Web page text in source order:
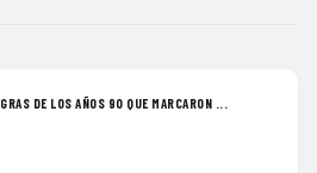
DE LOS AÑOS 90 QUE MARCARON ...